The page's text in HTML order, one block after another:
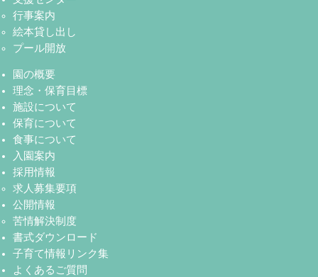
行事案内
絵本貸し出し
プール開放
園の概要
理念・保育目標
施設について
保育について
食事について
入園案内
採用情報
求人募集要項
公開情報
苦情解決制度
書式ダウンロード
子育て情報リンク集
よくあるご質問